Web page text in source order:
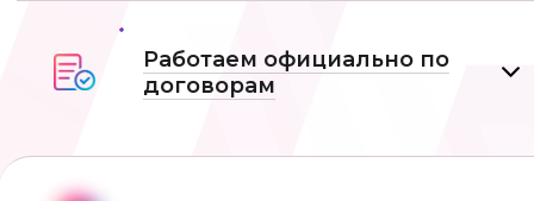
Работаем официально по
договорам